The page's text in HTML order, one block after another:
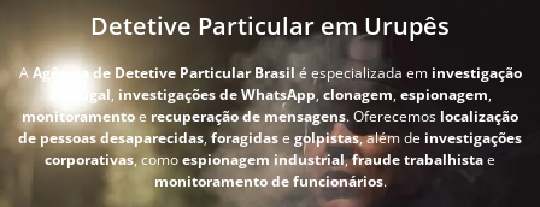
Detetive Particular em Urupês
AAgência de Detetive Particular Brasil é especializada em investigação
conjugal, investigações de WhatsApp, clonagem,espionagem,
monitoramentoe recuperação de mensagens. Oferecemos localização
de pessoas desaparecidas, foragidase golpistas, além de investigações
corporativas, comoespionagem industrial,fraude trabalhistae
monitoramento de funcionários.